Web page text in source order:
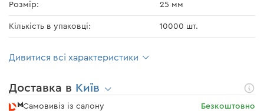
Розмір: 25 мм
Кількість в упаковці: 10000 шт.
Дивитися всі характеристики
Доставка в Київ
Самовивіз із салону
Безкоштовно